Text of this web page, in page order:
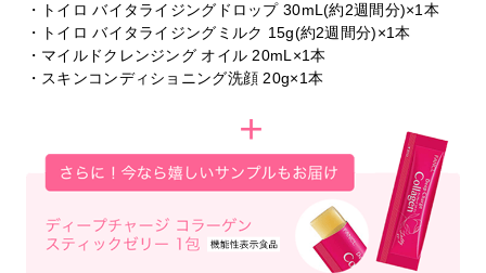
・トイロ バイタライジングドロップ 30mL(約2週間分)×1本
・トイロ バイタライジングミルク 15g(約2週間分)×1本
・マイルドクレンジング オイル 20mL×1本
・スキンコンディショニング洗顔 20g×1本